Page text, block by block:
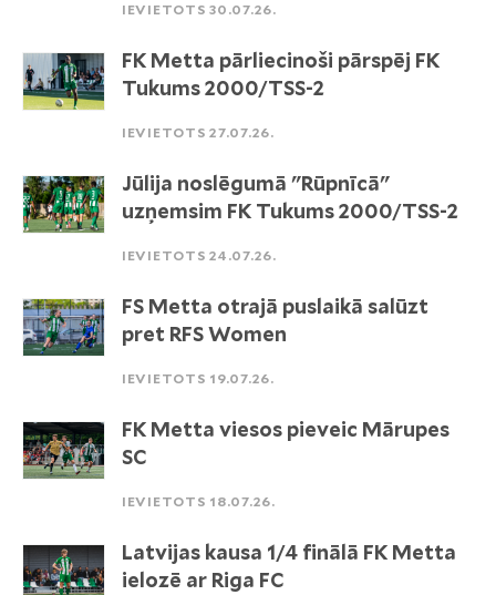
IEVIETOTS 30.07.26.
FK Metta pārliecinoši pārspēj FK
Tukums 2000/TSS-2
IEVIETOTS 27.07.26.
Jūlija noslēgumā "Rūpnīcā"
uzņemsim FK Tukums 2000/TSS-2
IEVIETOTS 24.07.26.
FS Metta otrajā puslaikā salūzt
pret RFS Women
IEVIETOTS 19.07.26.
FK Metta viesos pieveic Mārupes
SC
IEVIETOTS 18.07.26.
Latvijas kausa 1/4 finālā FK Metta
ielozē ar Riga FC